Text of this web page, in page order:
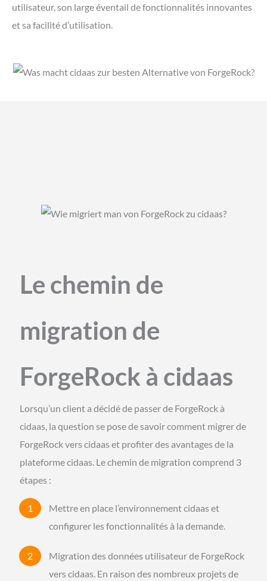
utilisateur, son large éventail de fonctionnalités innovantes
et sa facilité d’utilisation.
Le chemin de
migration de
ForgeRock à cidaas
Lorsqu’un client a décidé de passer de ForgeRock à
cidaas, la question se pose de savoir comment migrer de
ForgeRock vers cidaas et profiter des avantages de la
plateforme cidaas. Le chemin de migration comprend 3
étapes :
Mettre en place l’environnement cidaas et
configurer les fonctionnalités à la demande.
Migration des données utilisateur de ForgeRock
vers cidaas. En raison des nombreux projets de